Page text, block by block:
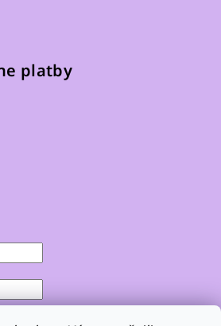
platby